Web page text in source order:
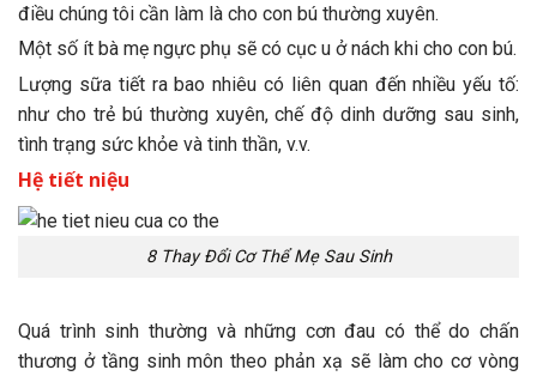
điều chúng tôi cần làm là cho con bú thường xuyên.
Một số ít bà mẹ ngực phụ sẽ có cục u ở nách khi cho con bú.
Lượng sữa tiết ra bao nhiêu có liên quan đến nhiều yếu tố:
như cho trẻ bú thường xuyên, chế độ dinh dưỡng sau sinh,
tình trạng sức khỏe và tinh thần, v.v.
Hệ tiết niệu
8 Thay Đổi Cơ Thể Mẹ Sau Sinh
Quá trình sinh thường và những cơn đau có thể do chấn
thương ở tầng sinh môn theo phản xạ sẽ làm cho cơ vòng